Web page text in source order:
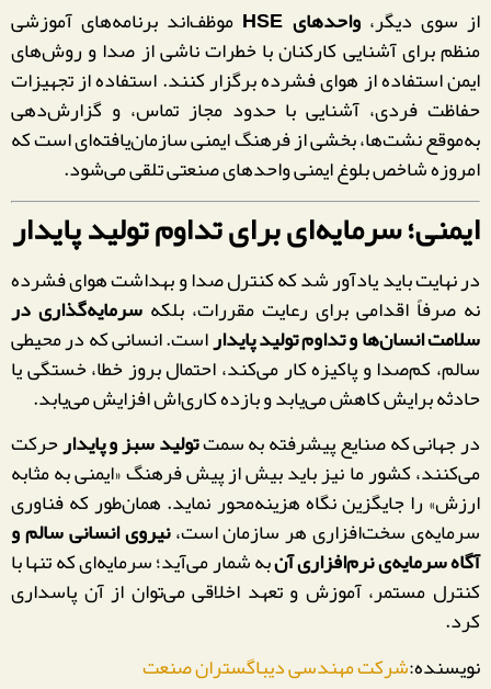
از سوی دیگر،واحدهای HSE موظف‌اند برنامه‌های آموزشی
منظم برای آشنایی کارکنان با خطرات ناشی از صدا و روش‌های
ایمن استفاده از هوای فشرده برگزار کنند. استفاده از تجهیزات
حفاظت فردی، آشنایی با حدود مجاز تماس، و گزارش‌دهی
به‌موقع نشت‌ها، بخشی از فرهنگ ایمنی سازمان‌یافته‌ای است که
امروزه شاخص بلوغ ایمنی واحدهای صنعتی تلقی می‌شود.
ایمنی؛ سرمایه‌ای برای تداوم تولید پایدار
در نهایت باید یادآور شد که کنترل صدا و بهداشت هوای فشرده
نه صرفاً اقدامی برای رعایت مقررات، بلکه سرمایه‌گذاری در
سلامت انسان‌ها و تداوم تولید پایداراست. انسانی که در محیطی
سالم، کم‌صدا و پاکیزه کار می‌کند، احتمال بروز خطا، خستگی یا
حادثه‌ برایش کاهش می‌یابد و بازده کاری‌اش افزایش می‌یابد.
در جهانی که صنایع پیشرفته به سمتتولید سبز و پایدارحرکت
می‌کنند، کشور ما نیز باید بیش از پیش فرهنگ «ایمنی به مثابه
ارزش» را جایگزین نگاه هزینه‌محور نماید. همان‌طور که فناوری
سرمایه‌ی سخت‌افزاری هر سازمان است،نیروی انسانی سالم و
آگاه سرمایه‌ی نرم‌افزاری آنبه شمار می‌آید؛ سرمایه‌ای که تنها با
کنترل مستمر، آموزش و تعهد اخلاقی می‌توان از آن پاسداری
کرد.
نویسنده:شرکت مهندسی دیباگستران صنعت